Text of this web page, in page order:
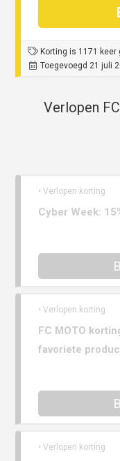
Korting is 1171 keer
Toegevoegd 21 juli
Verlopen
• Verlopen korting
Cyber Week:
• Verlopen korting
FC MOTO
favoriete
• Verlopen korting